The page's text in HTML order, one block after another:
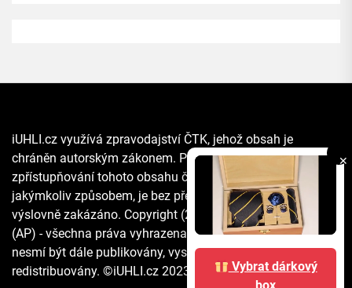
✕
Vybrat dárkový
iUHLI.cz využívá zpravodajství ČTK, jehož obsah je
chráněn autorským zákonem. Přepis, šíření či další
zpřístupňování tohoto obsahu či jeho části veřejnosti, a to
jakýmkoliv způsobem, je bez předchozího souhlasu ČTK
výslovně zakázáno. Copyright (2021) The Associated Press
(AP) - všechna práva vyhrazena. Materiály agentury AP
nesmí být dále publikovány, vysílány, přepisovány nebo
redistribuovány. ©iUHLI.cz 2023 All rights reserved.